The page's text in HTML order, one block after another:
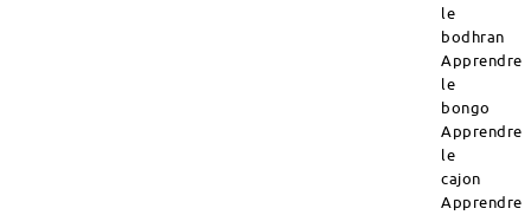
le
bodhran
Apprendre
le
bongo
Apprendre
le
cajon
Apprendre